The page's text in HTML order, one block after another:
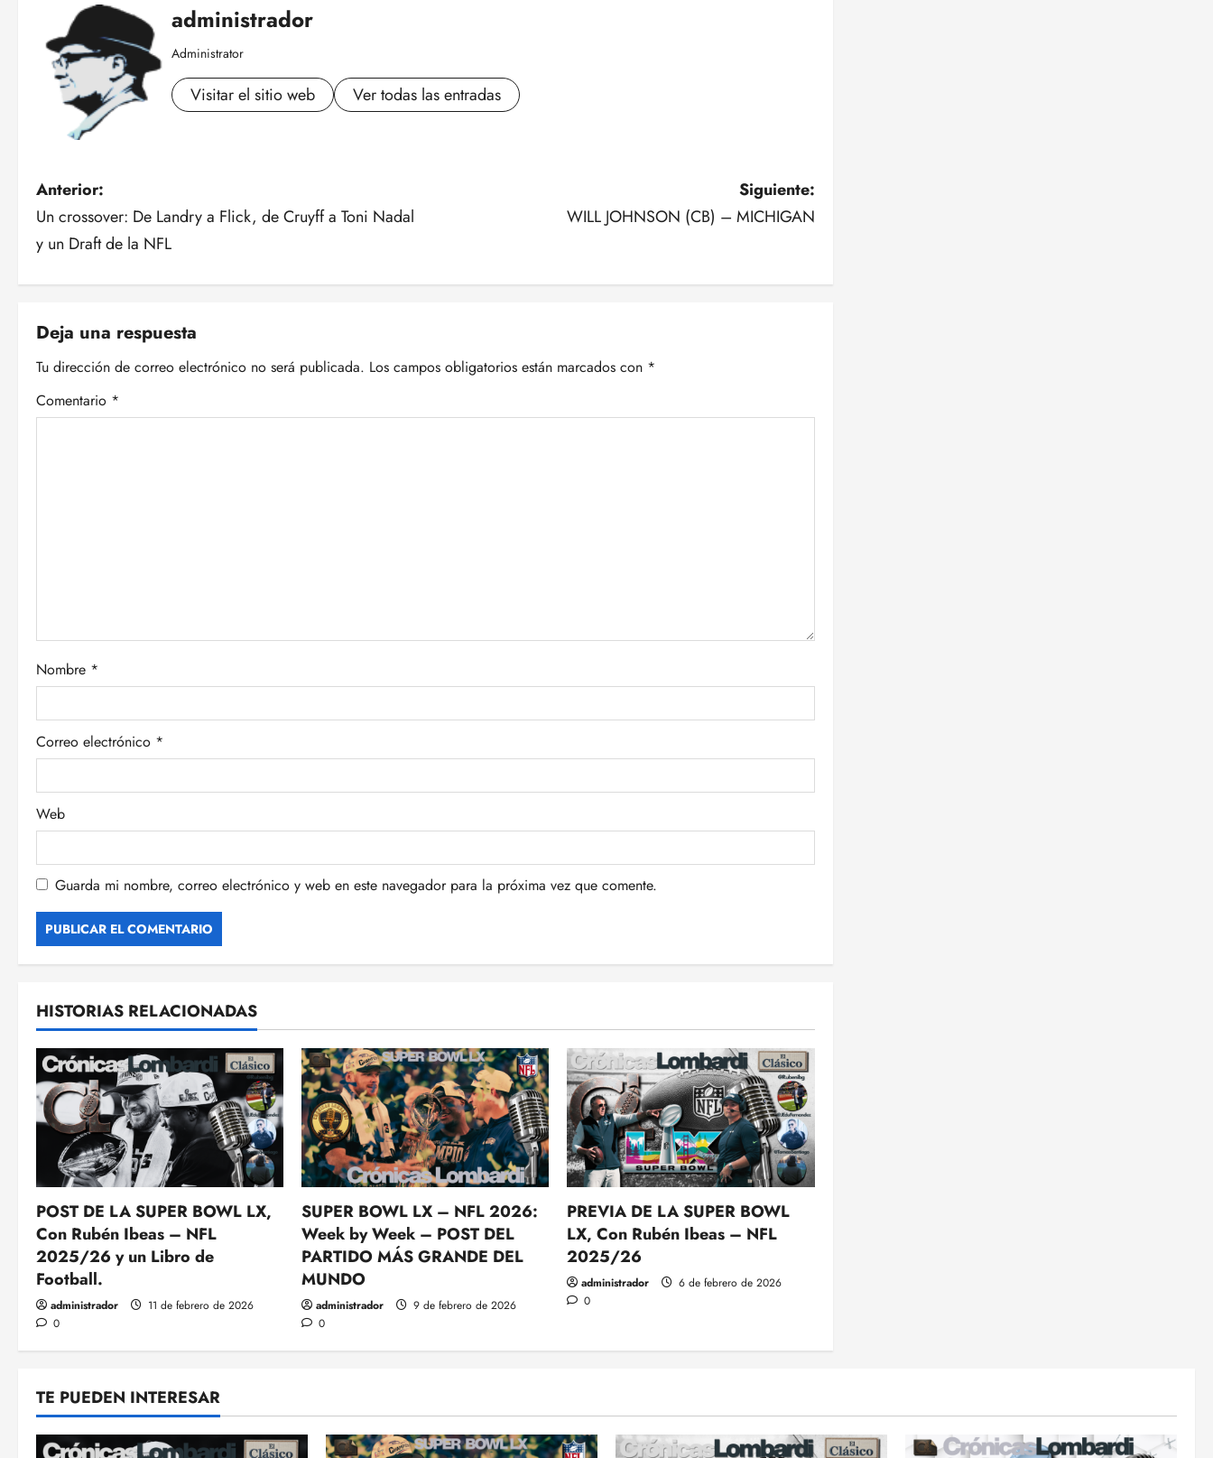
administrador
Administrator
Visitar el sitio web Ver todas las entradas
N
a
g
a
c
e
n
t
r
a
d
a
s
Anterior:
Un crossover: De Landry a Flick, de Cruyff a Toni Nadal
y un Draft de la NFL
Siguiente:
WILL JOHNSON (CB) – MICHIGAN
Deja una respuesta
Tu dirección de correo electrónico no será publicada. Los campos obligatorios están marcados con *
Comentario *
Nombre *
Correo electrónico *
Web
Guarda mi nombre, correo electrónico y web en este navegador para la próxima vez que comente.
HISTORIAS RELACIONADAS
POST DE LA SUPER BOWL LX,
Con Rubén Ibeas – NFL
2025/26 y un Libro de
Football.
administrador
11 de febrero de 2026
0
SUPER BOWL LX – NFL 2026:
Week by Week – POST DEL
PARTIDO MÁS GRANDE DEL
MUNDO
administrador
9 de febrero de 2026
0
PREVIA DE LA SUPER BOWL
LX, Con Rubén Ibeas – NFL
2025/26
administrador
6 de febrero de 2026
0
TE PUEDEN INTERESAR